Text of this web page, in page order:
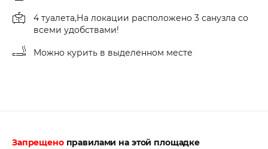
4 туалета,На локации расположено 3 санузла со
всеми удобствами!
Можно курить в выделенном месте
Запрещеноправилами на этой площадке